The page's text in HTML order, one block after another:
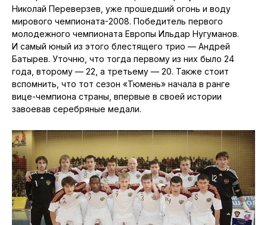
Николай Переверзев, уже прошедший огонь и воду
мирового чемпионата-2008. Победитель первого
молодежного чемпионата Европы Ильдар Нугуманов.
И самый юный из этого блестящего трио — Андрей
Батырев. Уточню, что тогда первому из них было 24
года, второму — 22, а третьему — 20. Также стоит
вспомнить, что тот сезон «Тюмень» начала в ранге
вице-чемпиона страны, впервые в своей истории
завоевав серебряные медали.